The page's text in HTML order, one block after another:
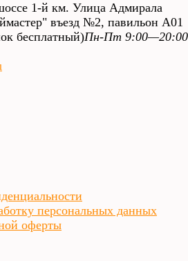
1-й км. Улица Адмирала
въезд №2, павильон А01
бесплатный)Пн-Пт
персональных данных
оферты